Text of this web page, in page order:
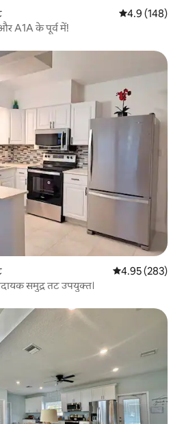
औसत रेटिंग 5 में
4.9 (148)
A1A के पूर्व में!
औसत रेटिंग 5 में से
4.95 (283)
समुद्र तट उपयुक्त।